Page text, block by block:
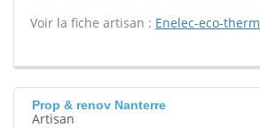
Voir la fiche artisan : Enelec-eco-therm
Prop & renov Nanterre
Artisan